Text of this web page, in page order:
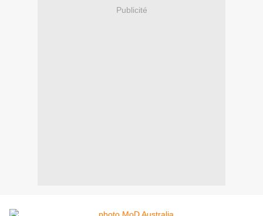
Publicité